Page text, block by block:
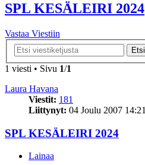
SPL KESÄLEIRI 2024
Vastaa Viestiin
Etsi
1 viesti • Sivu 1/1
Laura Havana
Viestit: 181
Liittynyt: 04 Joulu 2007 14:21
SPL KESÄLEIRI 2024
Lainaa